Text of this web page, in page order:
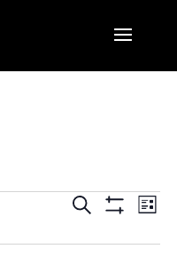
und
Suche
Liste